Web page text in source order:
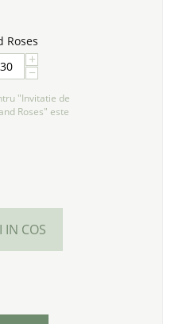
Roses
+
−
"Invitatie de
Roses" este
IN COS